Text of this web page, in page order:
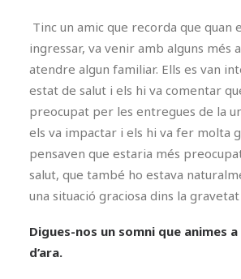
Tinc un amic que recorda que quan
ingressar, va venir amb alguns més
atendre algun familiar. Ells es van
estat de salut i els hi va comentar
preocupat per les entregues de la
els va impactar i els hi va fer molta
pensaven que estaria més
salut, que també ho estava
una situació graciosa dins la
Digues-nos un somni que animes
d’ara.